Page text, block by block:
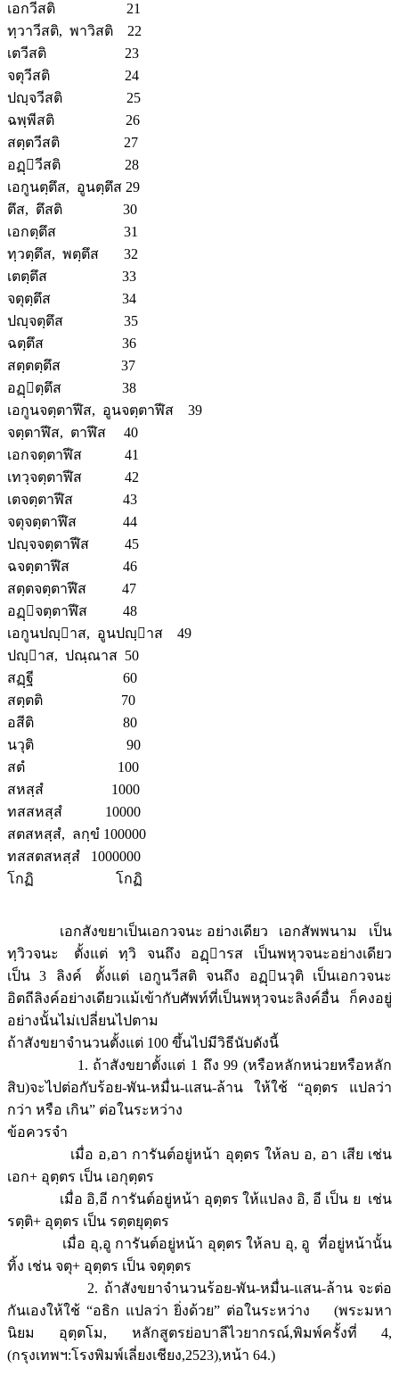
เอกวีสติ 21
ทฺวาวีสติ, พาวิสติ 22
เตวีสติ 23
จตุวีสติ 24
ปญฺจวีสติ 25
ฉพฺพีสติ 26
สตฺตวีสติ 27
อฏฺวีสติ 28
เอกูนตฺตึส, อูนตฺตึส 29
ตึส, ตึสติ 30
เอกตฺตึส 31
ทฺวตฺตึส, พตฺตึส 32
เตตฺตึส 33
จตุตฺตึส 34
ปญฺจตฺตึส 35
ฉตฺตึส 36
สตฺตตฺตึส 37
อฏฺตฺตึส 38
เอกูนจตฺตาฬีส, อูนจตฺตาฬีส 39
จตฺตาฬีส, ตาฬีส 40
เอกจตฺตาฬีส 41
เทวฺจตฺตาฬีส 42
เตจตฺตาฬีส 43
จตุจตฺตาฬีส 44
ปญฺจจตฺตาฬีส 45
ฉจตฺตาฬีส 46
สตฺตจตฺตาฬีส 47
อฏฺจตฺตาฬีส 48
เอกูนปญฺาส, อูนปญฺาส 49
ปญฺาส, ปณฺณาส 50
สฏฺฐี 60
สตฺตติ 70
อสีติ 80
นวุติ 90
สตํ 100
สหสฺสํ 1000
ทสสหสฺสํ 10000
สตสหสฺสํ, ลกฺขํ 100000
ทสสตสหสฺสํ 1000000
โกฏิ โกฏิ
เอกสังขยาเป็นเอกวจนะ อย่างเดียว เอกสัพพนาม เป็น
ทฺวิวจนะ ตั้งแต่ ทฺวิ จนถึง อฏฺารส เป็นพหุวจนะอย่างเดียว
เป็น 3 ลิงค์ ตั้งแต่ เอกูนวีสติ จนถึง อฏฺนวุติ เป็นเอกวจนะ
อิตถีลิงค์อย่างเดียวแม้เข้ากับศัพท์ที่เป็นพหุวจนะลิงค์อื่น ก็คงอยู่
อย่างนั้นไม่เปลี่ยนไปตาม
ถ้าสังขยาจำนวนตั้งแต่ 100 ขึ้นไปมีวิธีนับดังนี้
1. ถ้าสังขยาตั้งแต่ 1 ถึง 99 (หรือหลักหน่วยหรือหลัก
สิบ)จะไปต่อกับร้อย-พัน-หมื่น-แสน-ล้าน ให้ใช้ “อุตฺตร แปลว่า
กว่า หรือ เกิน” ต่อในระหว่าง
ข้อควรจำ
เมื่อ อ,อา การันต์อยู่หน้า อุตฺตร ให้ลบ อ, อา เสีย เช่น
เอก+ อุตฺตร เป็น เอกุตฺตร
เมื่อ อิ,อี การันต์อยู่หน้า อุตฺตร ให้แปลง อิ, อี เป็น ย เช่น
รตฺติ+ อุตฺตร เป็น รตฺตยุตฺตร
เมื่อ อุ,อู การันต์อยู่หน้า อุตฺตร ให้ลบ อุ, อู ที่อยู่หน้านั้น
ทิ้ง เช่น จตุ+ อุตฺตร เป็น จตุตฺตร
2. ถ้าสังขยาจำนวนร้อย-พัน-หมื่น-แสน-ล้าน จะต่อ
กันเองให้ใช้ “อธิก แปลว่า ยิ่งด้วย” ต่อในระหว่าง (พระมหา
นิยม อุตฺตโม, หลักสูตรย่อบาลีไวยากรณ์,พิมพ์ครั้งที่ 4,
(กรุงเทพฯ:โรงพิมพ์เลี่ยงเชียง,2523),หน้า 64.)